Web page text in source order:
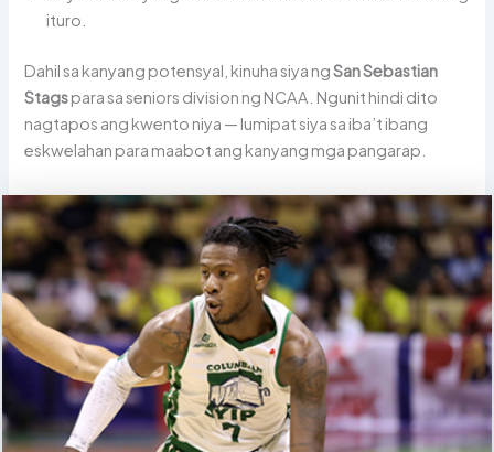
ituro.
Dahil sa kanyang potensyal, kinuha siya ngSan Sebastian
Stagspara sa seniors division ng NCAA. Ngunit hindi dito
nagtapos ang kwento niya — lumipat siya sa iba’t ibang
eskwelahan para maabot ang kanyang mga pangarap.